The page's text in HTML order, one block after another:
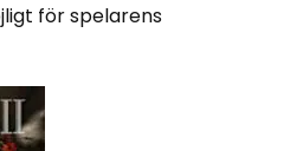
för spelarens